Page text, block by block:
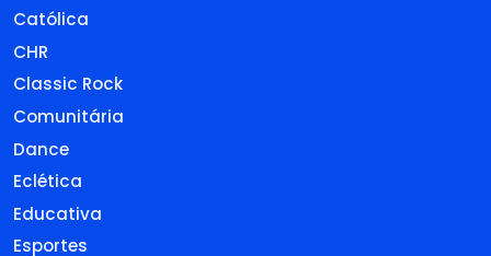
Católica
CHR
Classic Rock
Comunitária
Dance
Eclética
Educativa
Esportes